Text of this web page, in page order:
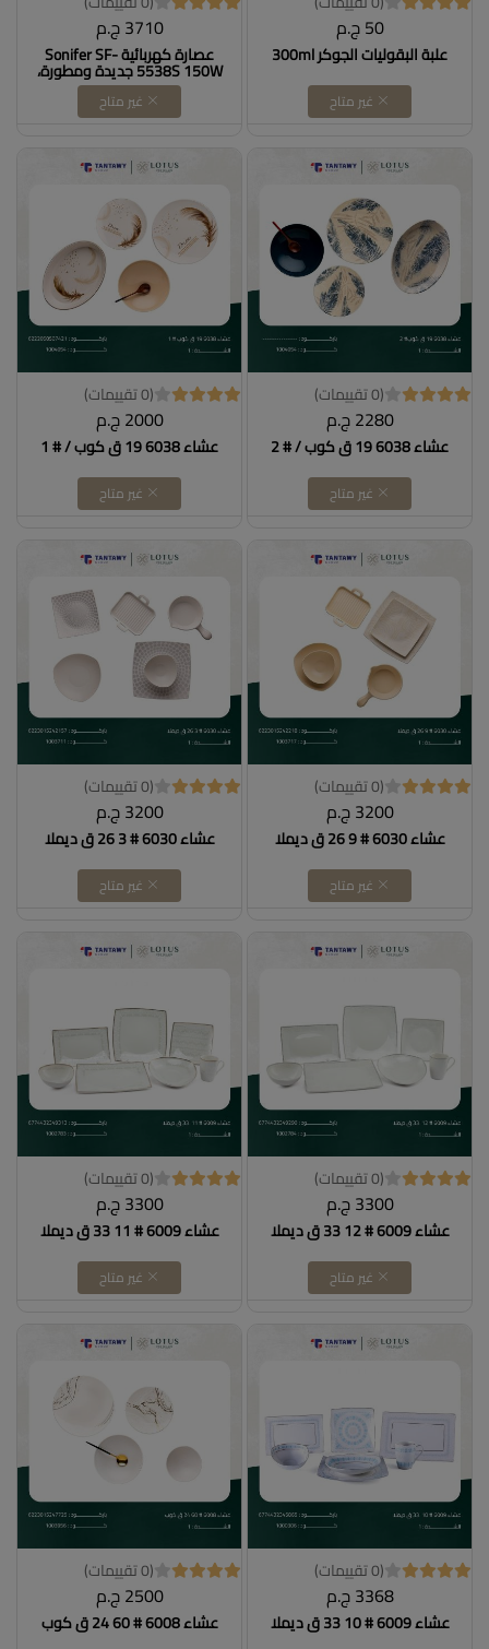
50 ج.م
علبة البقوليات الجوكر 300ml
غير متاح
3710 ج.م
عصارة كهربائية Sonifer SF-
5538S 150W جديدة ومطورة،
عصارة بطيئة لفصل العصير عن
الفاكهة والخضروات بفوهة
كبيرة
غير متاح
(0 تقييمات)
2280 ج.م
عشاء 6038 19 ق كوب / # 2
غير متاح
(0 تقييمات)
2000 ج.م
عشاء 6038 19 ق كوب / # 1
غير متاح
(0 تقييمات)
3200 ج.م
عشاء 6030 # 9 26 ق ديملا
غير متاح
(0 تقييمات)
3200 ج.م
عشاء 6030 # 3 26 ق ديملا
غير متاح
(0 تقييمات)
3300 ج.م
عشاء 6009 # 12 33 ق ديملا
غير متاح
(0 تقييمات)
3300 ج.م
عشاء 6009 # 11 33 ق ديملا
غير متاح
(0 تقييمات)
3368 ج.م
عشاء 6009 # 10 33 ق ديملا
(0 تقييمات)
2500 ج.م
عشاء 6008 # 60 24 ق كوب